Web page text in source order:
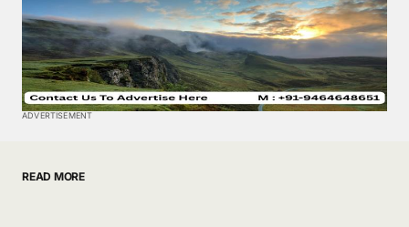
ADVERTISEMENT
READ MORE